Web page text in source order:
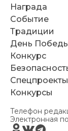
Награда
Событие
Традиции
День
Конкурс
Спецпроекты
Конкурсы
Телефон
Электронная